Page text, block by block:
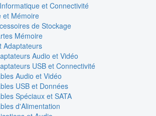
et Connectivité
et Mémoire
de Stockage
Mémoire
Adaptateurs
Audio et Vidéo
USB et Connectivité
Audio et Vidéo
USB et Données
Spéciaux et SATA
d'Alimentation